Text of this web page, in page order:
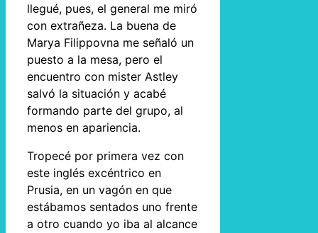
llegué, pues, el general me miró
con extrañeza. La buena de
Marya Filippovna me señaló un
puesto a la mesa, pero el
encuentro con mister Astley
salvó la situación y acabé
formando parte del grupo, al
menos en apariencia.
Tropecé por primera vez con
este inglés excéntrico en
Prusia, en un vagón en que
estábamos sentados uno frente
a otro cuando yo iba al alcance